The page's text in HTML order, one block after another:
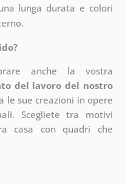
lunga durata e colori
anche la vostra
del lavoro del nostro
le sue creazioni in opere
Scegliete tra motivi
casa con quadri che